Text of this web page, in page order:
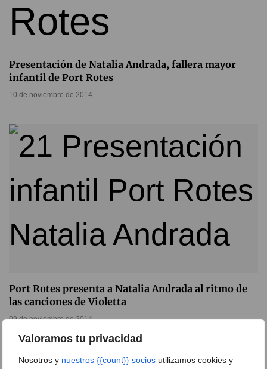
Valoramos tu privacidad
Nosotros y nuestros {{count}} socios utilizamos cookies y
Presentación de Natalia Andrada, fallera mayor
infantil de Port Rotes
10 de noviembre de 2014
Port Rotes presenta a Natalia Andrada al ritmo de
las canciones de Violetta
09 de noviembre de 2014